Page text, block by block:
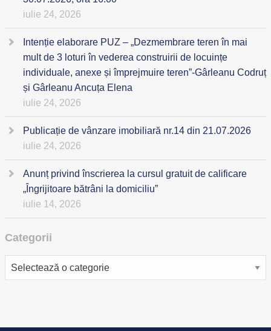
iulie 24, 2026
Intenție elaborare PUZ – „Dezmembrare teren în mai
mult de 3 loturi în vederea construirii de locuințe
individuale, anexe și împrejmuire teren”-Gârleanu Codruț
și Gârleanu Ancuța Elena
iulie 24, 2026
Publicație de vânzare imobiliară nr.14 din 21.07.2026
iulie 24, 2026
Anunț privind înscrierea la cursul gratuit de calificare
„Îngrijitoare bătrâni la domiciliu”
iulie 14, 2026
Categorii
Categorii